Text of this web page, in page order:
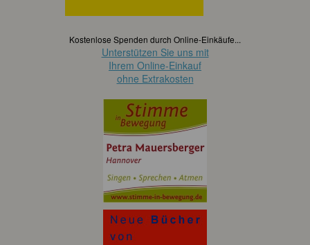
Kostenlose Spenden durch Online-Einkäufe...
Unterstützen Sie uns mit
Ihrem Online-Einkauf
ohne Extrakosten